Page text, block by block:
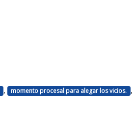
, momento procesal para alegar los vicios. ,